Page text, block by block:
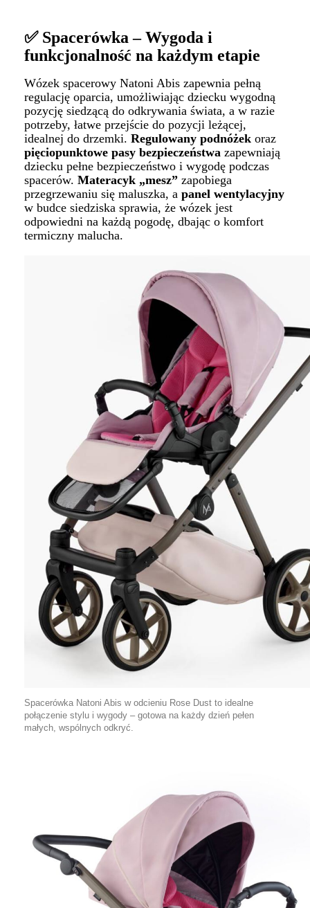
✅ Spacerówka – Wygoda i
funkcjonalność na każdym etapie
Wózek spacerowy Natoni Abis zapewnia pełną
regulację oparcia, umożliwiając dziecku wygodną
pozycję siedzącą do odkrywania świata, a w razie
potrzeby, łatwe przejście do pozycji leżącej,
idealnej do drzemki. Regulowany podnóżek oraz
pięciopunktowe pasy bezpieczeństwa zapewniają
dziecku pełne bezpieczeństwo i wygodę podczas
spacerów. Materacyk „mesz” zapobiega
przegrzewaniu się maluszka, a panel wentylacyjny
w budce siedziska sprawia, że wózek jest
odpowiedni na każdą pogodę, dbając o komfort
termiczny malucha.
Spacerówka Natoni Abis w odcieniu Rose Dust to idealne
połączenie stylu i wygody – gotowa na każdy dzień pełen
małych, wspólnych odkryć.